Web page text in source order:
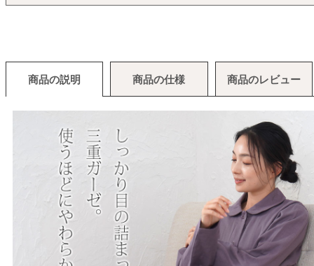
商品の説明 商品の仕様 商品のレビュー